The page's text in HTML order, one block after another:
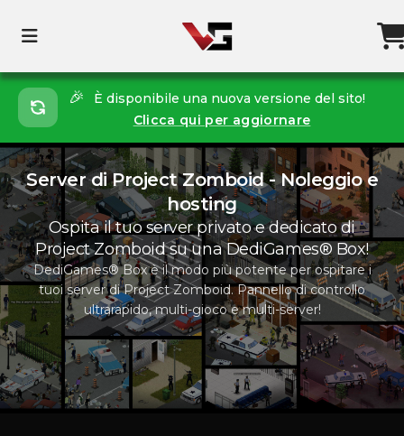
🎉
È disponibile una nuova versione del sito!
Clicca qui per aggiornare
Server di Project Zomboid - Noleggio e
hosting
Ospita il tuo server privato e dedicato di
Project Zomboid su una DediGames® Box!
DediGames® Box è il modo più potente per ospitare i
tuoi server di Project Zomboid. Pannello di controllo
ultrarapido, multi-gioco e multi-server!